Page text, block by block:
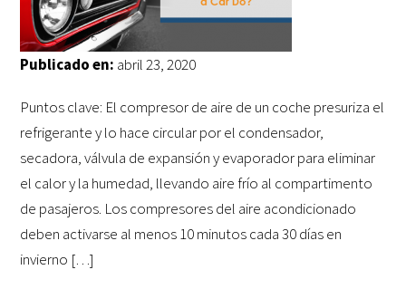
Publicado en: abril 23, 2020
Puntos clave: El compresor de aire de un coche presuriza el
refrigerante y lo hace circular por el condensador,
secadora, válvula de expansión y evaporador para eliminar
el calor y la humedad, llevando aire frío al compartimento
de pasajeros. Los compresores del aire acondicionado
deben activarse al menos 10 minutos cada 30 días en
invierno […]